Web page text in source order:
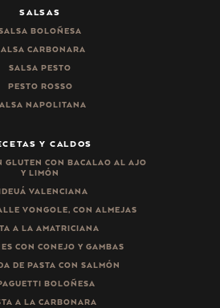
SALSAS
BOLOÑESA
CARBONARA
SALSA PESTO
PESTO ROSSO
NAPOLITANA
Y CALDOS
GLUTEN CON BACALAO AL AJO
Y LIMÓN
VALENCIANA
VONGOLE, CON ALMEJAS
A LA AMATRICIANA
CON CONEJO Y GAMBAS
DE PASTA CON SALMÓN
BOLOÑESA
A LA CARBONARA